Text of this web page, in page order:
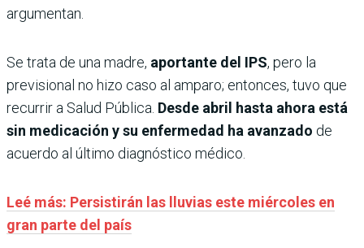
argumentan.
Se trata de una madre, aportante del IPS, pero la
previsional no hizo caso al amparo; entonces, tuvo que
recurrir a Salud Pública. Desde abril hasta ahora está
sin medicación y su enfermedad ha avanzado de
acuerdo al último diagnóstico médico.
Leé más: Persistirán las lluvias este miércoles en
gran parte del país